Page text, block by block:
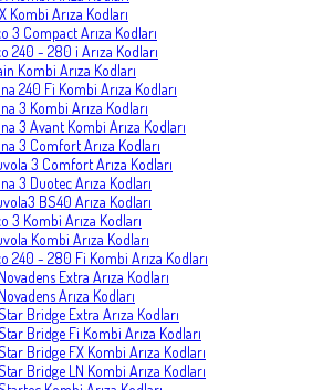
Kombi Arıza Kodları
3 Compact Arıza Kodları
240 - 280 i Arıza Kodları
Kombi Arıza Kodları
240 Fi Kombi Arıza Kodları
3 Kombi Arıza Kodları
3 Avant Kombi Arıza Kodları
3 Comfort Arıza Kodları
3 Comfort Arıza Kodları
3 Duotec Arıza Kodları
BS40 Arıza Kodları
3 Kombi Arıza Kodları
Kombi Arıza Kodları
240 - 280 Fi Kombi Arıza Kodları
Extra Arıza Kodları
Arıza Kodları
Bridge Extra Arıza Kodları
Bridge Fi Kombi Arıza Kodları
Bridge FX Kombi Arıza Kodları
Bridge LN Kombi Arıza Kodları